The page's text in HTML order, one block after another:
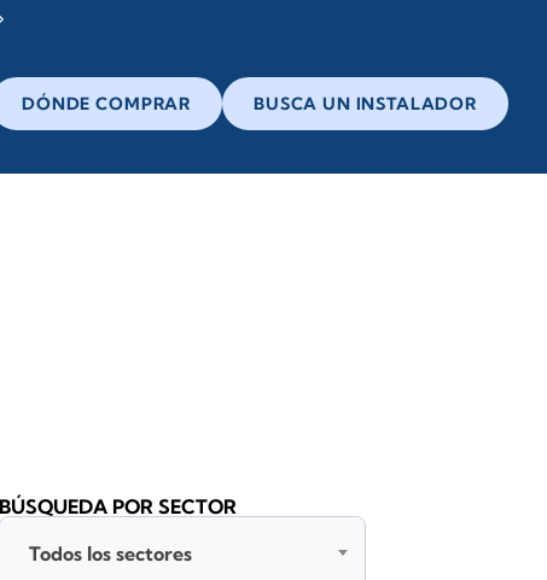
DÓNDE COMPRAR BUSCA UN INSTALADOR
BÚSQUEDA POR SECTOR
Todos los sectores